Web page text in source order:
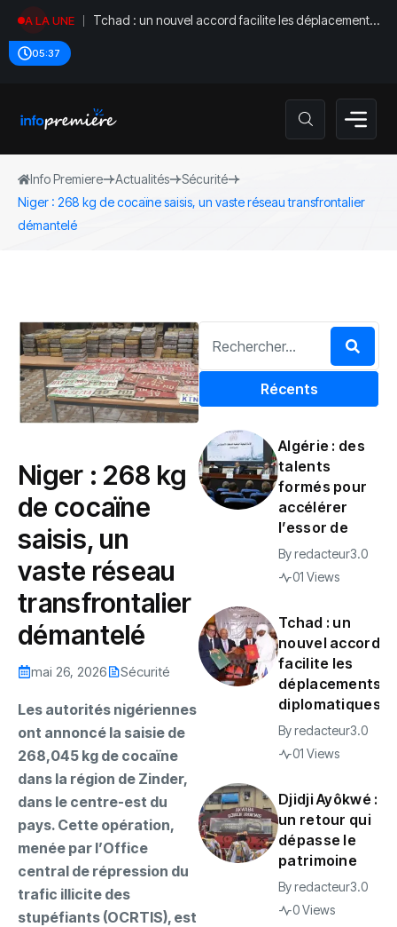
A LA UNE
Tchad : un nouvel accord facilite les déplacements
05:37
Info Premiere Actualités
Sécurité
‎Niger : 268 kg de cocaïne saisis, un vaste réseau transfrontalier
démantelé
‎Niger : 268 kg
de cocaïne
saisis, un
vaste réseau
transfrontalier
démantelé
mai 26, 2026 Sécurité
Les autorités nigériennes
ont annoncé la saisie de
268,045 kg de cocaïne
dans la région de Zinder,
dans le centre-est du
pays. Cette opération,
menée par l’Office
central de répression du
trafic illicite des
stupéfiants (OCRTIS), est
Récents
Algérie : des
talents
formés pour
accélérer
l’essor de
Byredacteur3.0
01 Views
Tchad : un
nouvel accord
facilite les
déplacements
diplomatiques
Byredacteur3.0
01 Views
Djidji Ayôkwé :
un retour qui
dépasse le
patrimoine
Byredacteur3.0
0 Views